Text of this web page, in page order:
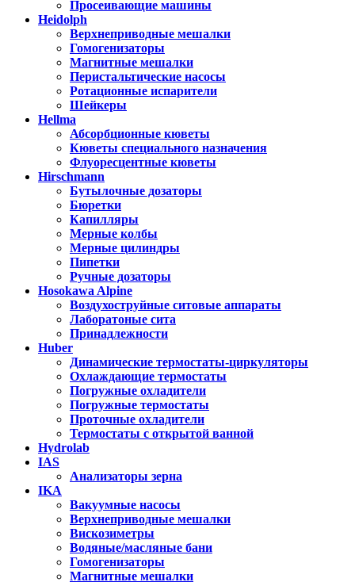
Просеивающие машины
Heidolph
Верхнеприводные мешалки
Гомогенизаторы
Магнитные мешалки
Перистальтические насосы
Ротационные испарители
Шейкеры
Hellma
Абсорбционные кюветы
Кюветы специального назначения
Флуоресцентные кюветы
Hirschmann
Бутылочные дозаторы
Бюретки
Капилляры
Мерные колбы
Мерные цилиндры
Пипетки
Ручные дозаторы
Hosokawa Alpine
Воздухоструйные ситовые аппараты
Лаборатоные сита
Принадлежности
Huber
Динамические термостаты-циркуляторы
Охлаждающие термостаты
Погружные охладители
Погружные термостаты
Проточные охладители
Термостаты с открытой ванной
Hydrolab
IAS
Анализаторы зерна
IKA
Вакуумные насосы
Верхнеприводные мешалки
Вискозиметры
Водяные/масляные бани
Гомогенизаторы
Магнитные мешалки